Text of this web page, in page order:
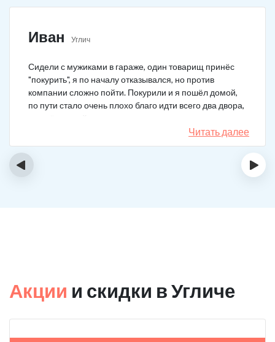
Иван Углич
Сидели с мужиками в гараже, один товарищ принёс
"покурить", я по началу отказывался, но против
компании сложно пойти. Покурили и я пошёл домой,
по пути стало очень плохо благо идти всего два двора,
чувствовал что точно, что-то не так. Спасибо большое,
что быстро приехали, поставили капельницу и уже
меня начало отпускать. После оказалось, что товарищ
Читать далее
‹ ›
Акции и скидки в Угличе